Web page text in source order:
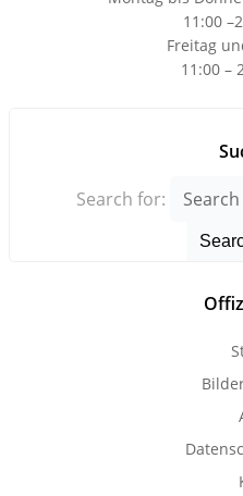
11:00
Freitag
11:00 –
Search for: